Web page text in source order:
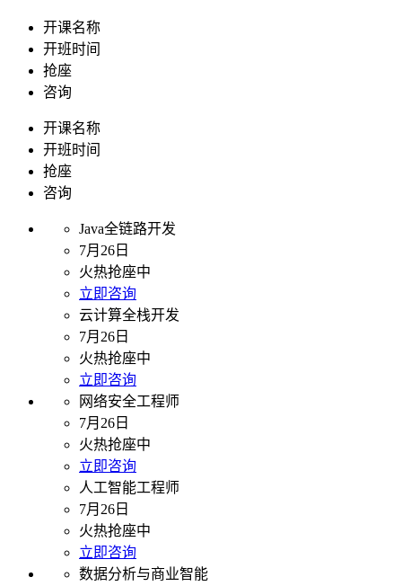
开课名称
开班时间
抢座
咨询
开课名称
开班时间
抢座
咨询
Java全链路开发
7月26日
火热抢座中
立即咨询
云计算全栈开发
7月26日
火热抢座中
立即咨询
网络安全工程师
7月26日
火热抢座中
立即咨询
人工智能工程师
7月26日
火热抢座中
立即咨询
数据分析与商业智能